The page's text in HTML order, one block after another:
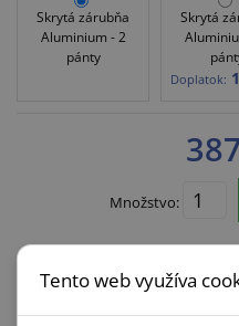
Skrytá zárubňa
Aluminium - 2
pánty
Skrytá
Doplatok:
Množstvo:
Tento web využíva